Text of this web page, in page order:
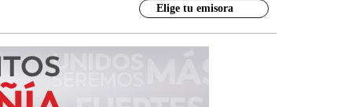
Elige tu emisora